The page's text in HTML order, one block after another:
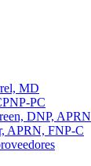
MD
PC
DNP, APRN
APRN, FNP-C